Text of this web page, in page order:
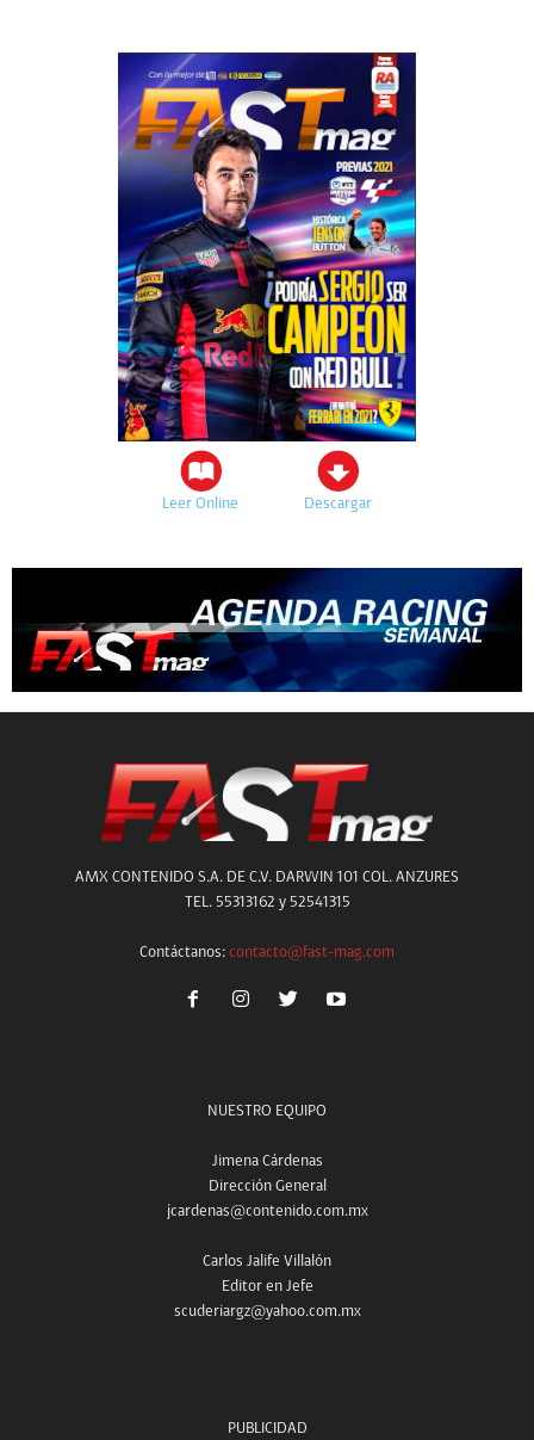
Leer Online Descargar
AMX CONTENIDO S.A. DE C.V. DARWIN 101 COL. ANZURES
TEL. 55313162 y 52541315
Contáctanos: contacto@fast-mag.com
NUESTRO EQUIPO
Jimena Cárdenas
Dirección General
jcardenas@contenido.com.mx
Carlos Jalife Villalón
Editor en Jefe
scuderiargz@yahoo.com.mx
PUBLICIDAD